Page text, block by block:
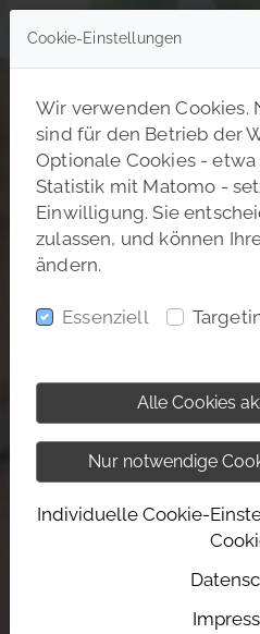
Cookie-Einstellungen
Wir verwenden Cookies.
sind für den Betrieb der
Optionale Cookies -
Statistik mit Matomo -
Einwilligung. Sie
zulassen, und können
ändern.
Essenziell
Alle Cookies
Nur notwendige
Individuelle Cookie-